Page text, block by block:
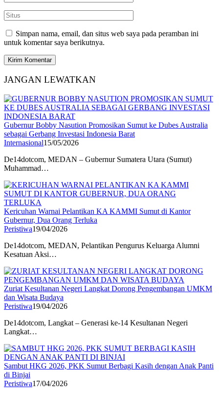
Simpan nama, email, dan situs web saya pada peramban ini
untuk komentar saya berikutnya.
JANGAN LEWATKAN
Gubernur Bobby Nasution Promosikan Sumut ke Dubes Australia
sebagai Gerbang Investasi Indonesia Barat
Internasional15/05/2026
De14dotcom, MEDAN – Gubernur Sumatera Utara (Sumut)
Muhammad…
Kericuhan Warnai Pelantikan KA KAMMI Sumut di Kantor
Gubernur, Dua Orang Terluka
Peristiwa19/04/2026
De14dotcom, MEDAN, Pelantikan Pengurus Keluarga Alumni
Kesatuan Aksi…
Zuriat Kesultanan Negeri Langkat Dorong Pengembangan UMKM
dan Wisata Budaya
Peristiwa19/04/2026
De14dotcom, Langkat – Generasi ke-14 Kesultanan Negeri
Langkat…
Sambut HKG 2026, PKK Sumut Berbagi Kasih dengan Anak Panti
di Binjai
Peristiwa17/04/2026